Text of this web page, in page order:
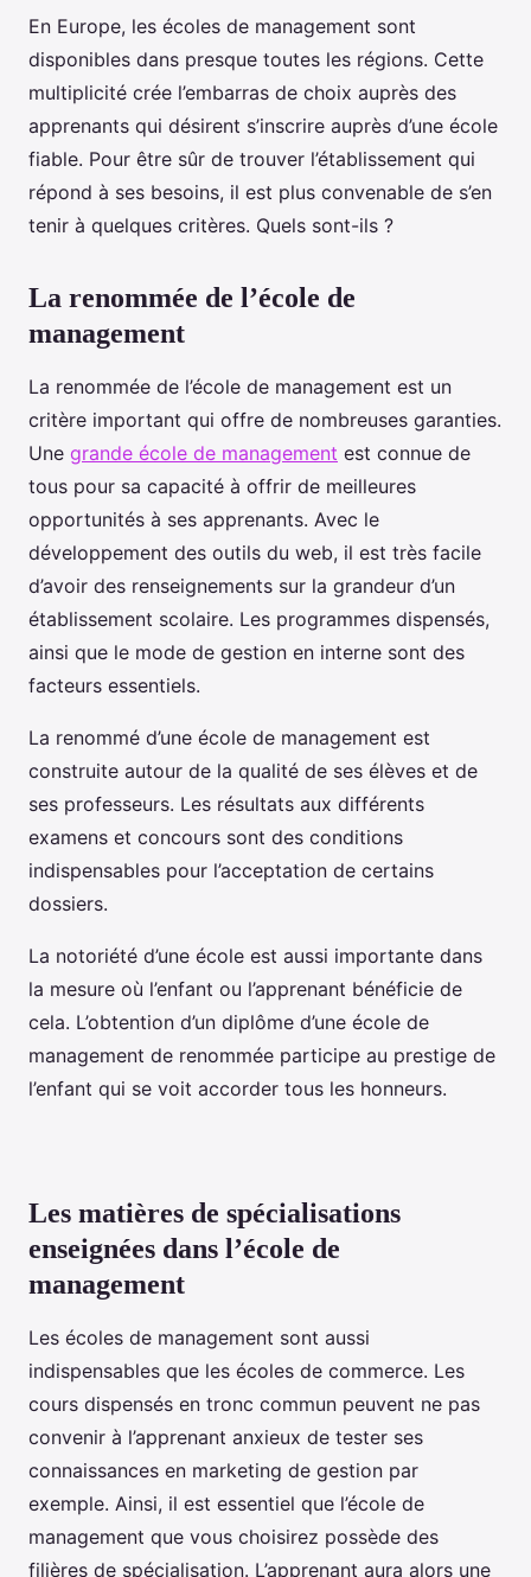
En Europe, les écoles de management sont
disponibles dans presque toutes les régions. Cette
multiplicité crée l’embarras de choix auprès des
apprenants qui désirent s’inscrire auprès d’une école
fiable. Pour être sûr de trouver l’établissement qui
répond à ses besoins, il est plus convenable de s’en
tenir à quelques critères. Quels sont-ils ?
La renommée de l’école de
management
La renommée de l’école de management est un
critère important qui offre de nombreuses garanties.
Une grande école de management est connue de
tous pour sa capacité à offrir de meilleures
opportunités à ses apprenants. Avec le
développement des outils du web, il est très facile
d’avoir des renseignements sur la grandeur d’un
établissement scolaire. Les programmes dispensés,
ainsi que le mode de gestion en interne sont des
facteurs essentiels.
La renommé d’une école de management est
construite autour de la qualité de ses élèves et de
ses professeurs. Les résultats aux différents
examens et concours sont des conditions
indispensables pour l’acceptation de certains
dossiers.
La notoriété d’une école est aussi importante dans
la mesure où l’enfant ou l’apprenant bénéficie de
cela. L’obtention d’un diplôme d’une école de
management de renommée participe au prestige de
l’enfant qui se voit accorder tous les honneurs.
Les matières de spécialisations
enseignées dans l’école de
management
Les écoles de management sont aussi
indispensables que les écoles de commerce. Les
cours dispensés en tronc commun peuvent ne pas
convenir à l’apprenant anxieux de tester ses
connaissances en marketing de gestion par
exemple. Ainsi, il est essentiel que l’école de
management que vous choisirez possède des
filières de spécialisation. L’apprenant aura alors une